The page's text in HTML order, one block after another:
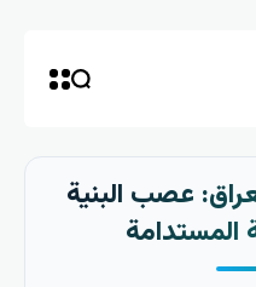
عصب البنية
المستدامة